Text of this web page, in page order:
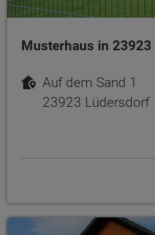
Musterhaus in
Auf dem Sand 1
23923 Lüdersdorf